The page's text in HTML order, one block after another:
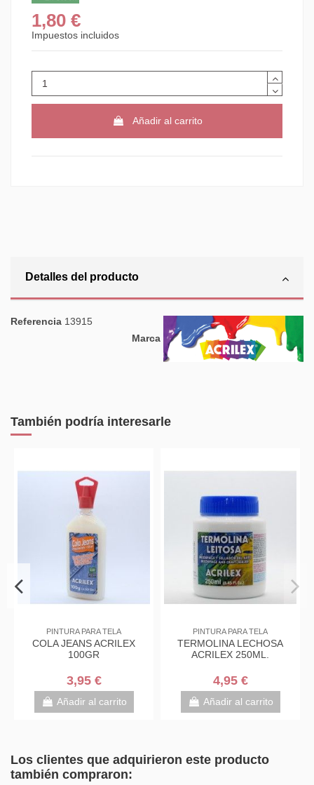
1,80 €
Impuestos incluidos
Añadir al carrito
Detalles del producto
Marca
Referencia 13915
También podría interesarle
PINTURA PARA TELA
COLA JEANS ACRILEX
100GR
3,95 €
Añadir al carrito
PINTURA PARA TELA
TERMOLINA LECHOSA
ACRILEX 250ML.
4,95 €
Añadir al carrito
Los clientes que adquirieron este producto
también compraron: